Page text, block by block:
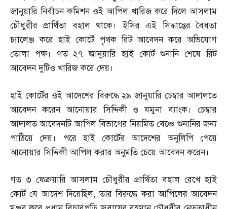
জানুয়ারি নির্বাচন কমিশন ওই আপিল খারিজ করে দিলে আসলাম
চৌধুরীর প্রার্থিতা বহাল থাকে। ইসির এই সিদ্ধান্তের বৈধতা
চ্যালেঞ্জ করে হাই কোর্টে পৃথক রিট আবেদন করে অভিযোগ
তোলা পক্ষ। গত ২৭ জানুয়ারি হাই কোর্ট শুনানি শেষে রিট
আবেদন দুটিও খারিজ করে দেয়।
হাই কোর্টের ওই আদেশের বিরুদ্ধে ২৯ জানুয়ারি চেম্বার আদালতে
আবেদন করেন আনোয়ার সিদ্দিকী ও যমুনা ব্যাংক। চেম্বার
আদালত আবেদনটি আপিল বিভাগের নিয়মিত বেঞ্চে শুনানির জন্য
পাঠিয়ে দেয়। পরে হাই কোর্টের আদেশের অনুলিপি পেয়ে
আনোয়ার সিদ্দিকী আপিল করার অনুমতি চেয়ে আবেদন করেন।
গত ৩ ফেব্রুয়ারি আসলাম চৌধুরীর প্রার্থিতা বহাল রেখে হাই
কোর্ট যে আদেশ দিয়েছিল,তার বিরুদ্ধে করা আপিলের আবেদন